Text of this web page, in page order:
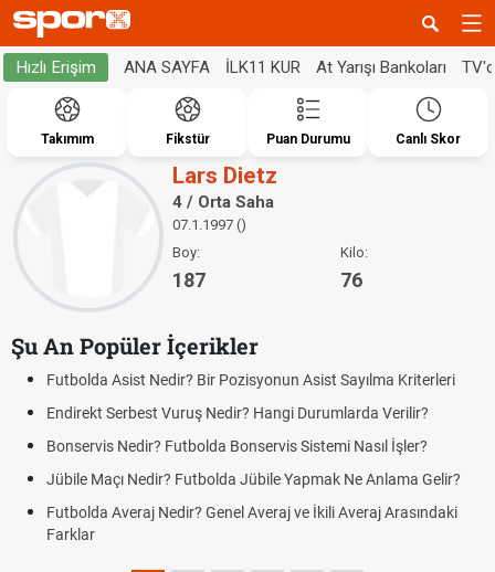
Hızlı Erişim ANA SAYFA İLK11 KUR At Yarışı Bankoları
Takımım Fikstür Puan Durumu Canlı Skor
Lars Dietz
4 / Orta Saha
07.1.1997 ()
Boy:
187
Kilo:
76
Şu An Popüler İçerikler
Futbolda Asist Nedir? Bir Pozisyonun Asist Sayılma Kriterleri
Endirekt Serbest Vuruş Nedir? Hangi Durumlarda Verilir?
Bonservis Nedir? Futbolda Bonservis Sistemi Nasıl İşler?
Jübile Maçı Nedir? Futbolda Jübile Yapmak Ne Anlama Gelir?
Futbolda Averaj Nedir? Genel Averaj ve İkili Averaj Arasındaki
Farklar